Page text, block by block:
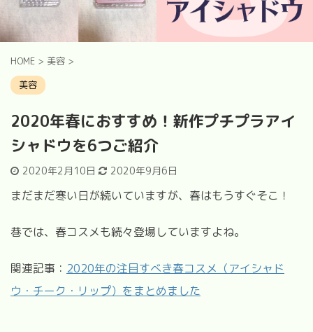
HOME > 美容 >
美容
2020年春におすすめ！新作プチプラアイ
シャドウを6つご紹介
2020年2月10日 2020年9月6日
まだまだ寒い日が続いていますが、春はもうすぐそこ！
巷では、春コスメも続々登場していますよね。
関連記事： 2020年の注目すべき春コスメ（アイシャド
ウ・チーク・リップ）をまとめました